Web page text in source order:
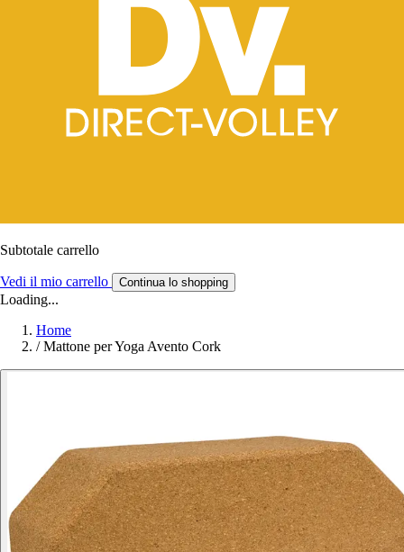
Subtotale carrello
Vedi il mio carrello Continua lo shopping
Loading...
Home
/ Mattone per Yoga Avento Cork